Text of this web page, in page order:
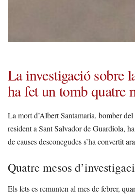
La investigació sobre
ha fet un tomb quatre
La mort d’Albert Santamaria, bomber
resident a Sant Salvador de Guardiola,
de causes desconegudes s’ha convertit
Quatre mesos
Els fets es remunten al mes de febrer,